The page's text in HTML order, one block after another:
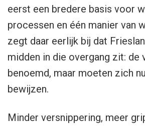
eerst een bredere basis voor
processen en één manier van
zegt daar eerlijk bij dat
midden in die overgang zit: de
benoemd, maar moeten zich
bewijzen.
Minder versnippering, meer